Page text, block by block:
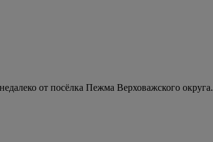
от посёлка Пежма Верховажского округа.